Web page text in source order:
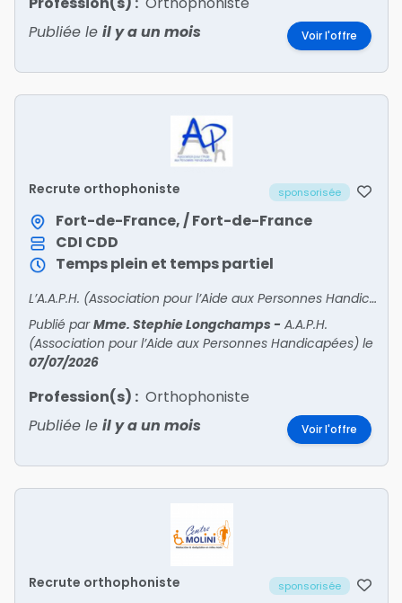
Publiée le il y a un mois Voir l'offre
Recrute orthophoniste sponsorisée
Fort-de-France, / Fort-de-France
CDI CDD
Temps plein et temps partiel
L’A.A.P.H. (Association pour l’Aide aux Personnes Handicapées)recherche pour l’un de ses établissements : IME « Les Fougères »1,5 ETP Orthophoniste (H/F) D.ECDI / Temps pleinSelon la CCNT 6
Publié parMme. Stephie Longchamps - A.A.P.H.
(Association pour l’Aide aux Personnes Handicapées) le
07/07/2026
Profession(s) : Orthophoniste
Publiée le il y a un mois Voir l'offre
Recrute orthophoniste sponsorisée